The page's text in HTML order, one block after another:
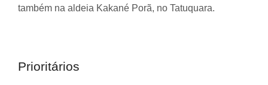
também na aldeia Kakané Porã, no Tatuquara.
Prioritários